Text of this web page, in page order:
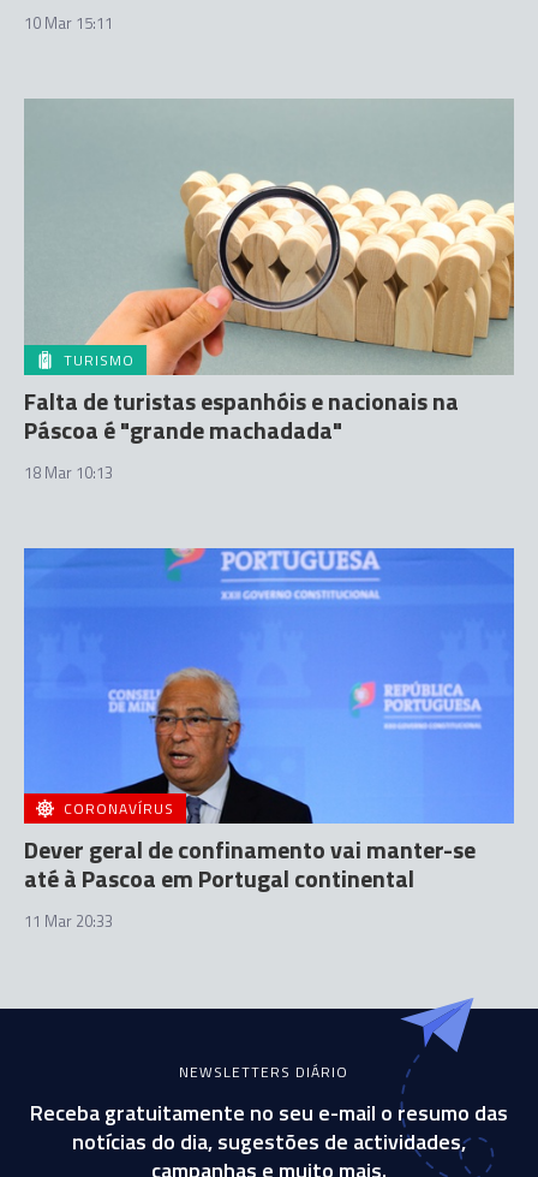
10 Mar 15:11
TURISMO
Falta de turistas espanhóis e nacionais na
Páscoa é "grande machadada"
18 Mar 10:13
CORONAVÍRUS
Dever geral de confinamento vai manter-se
até à Pascoa em Portugal continental
11 Mar 20:33
NEWSLETTERS DIÁRIO
Receba gratuitamente no seu e-mail o resumo das
notícias do dia, sugestões de actividades,
campanhas e muito mais.